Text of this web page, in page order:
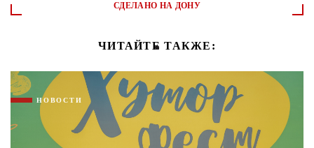
СДЕЛАНО НА ДОНУ
ЧИТАЙТЕ ТАКЖЕ:
НОВОСТИ